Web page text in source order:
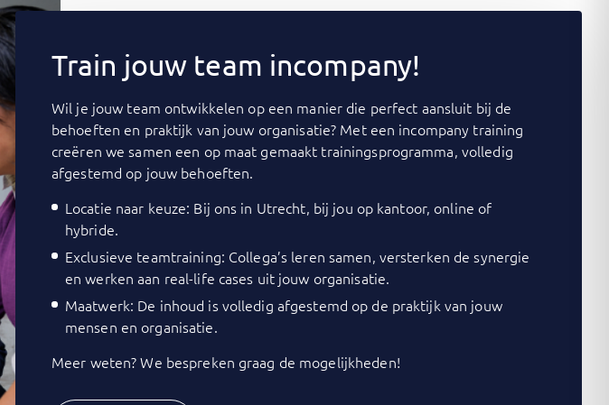
Train jouw team incompany!
Wil je jouw team ontwikkelen op een manier die perfect aansluit bij de
behoeften en praktijk van jouw organisatie? Met een incompany training
creëren we samen een op maat gemaakt trainingsprogramma, volledig
afgestemd op jouw behoeften.
Locatie naar keuze: Bij ons in Utrecht, bij jou op kantoor, online of
hybride.
Exclusieve teamtraining: Collega’s leren samen, versterken de synergie
en werken aan real-life cases uit jouw organisatie.
Maatwerk: De inhoud is volledig afgestemd op de praktijk van jouw
mensen en organisatie.
Meer weten? We bespreken graag de mogelijkheden!